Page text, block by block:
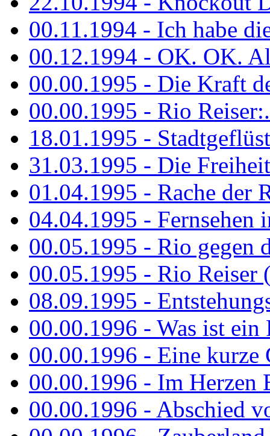
00.11.1994 - Ich habe
00.12.1994 - OK. OK.
00.00.1995 - Die Kraft
00.00.1995 - Rio
18.01.1995 -
31.03.1995 - Die
01.04.1995 - Rache der
04.04.1995 - Fernsehen
00.05.1995 - Rio gegen
00.05.1995 - Rio Reiser
08.09.1995 -
00.00.1996 - Was ist ein
00.00.1996 - Eine kurze
00.00.1996 - Im Herzen
00.00.1996 - Abschied